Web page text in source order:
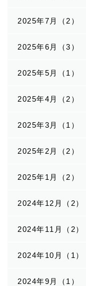
2025年7月（2）
2025年6月（3）
2025年5月（1）
2025年4月（2）
2025年3月（1）
2025年2月（2）
2025年1月（2）
2024年12月（2）
2024年11月（2）
2024年10月（1）
2024年9月（1）